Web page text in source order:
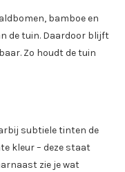
bamboe en
de tuin. Daardoor blijft
Zo houdt de tuin
subtiele tinten de
kleur – deze staat
zie je wat